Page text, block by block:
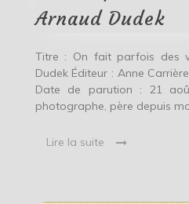
Arnaud Dudek
Titre : On fait parfois des
Dudek Éditeur : Anne
Date de parution : 21
photographe, père depuis
Lire la suite